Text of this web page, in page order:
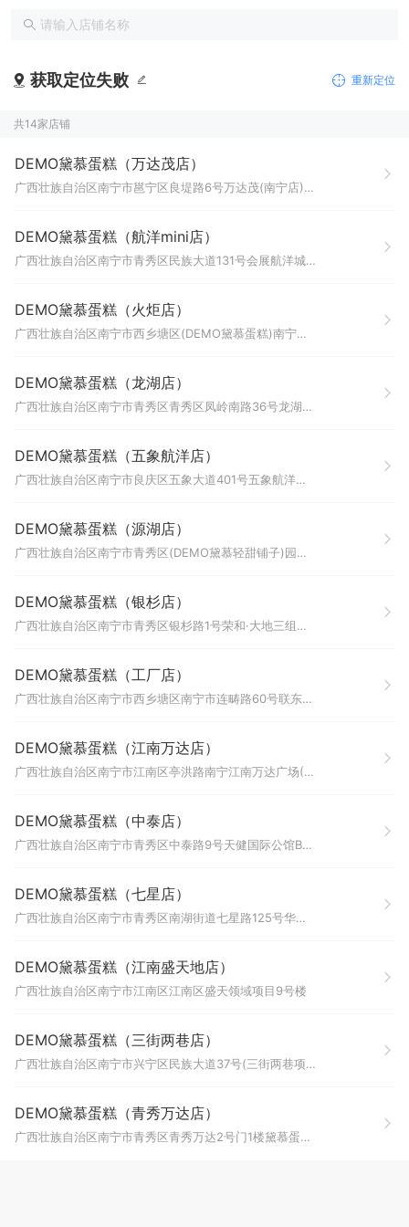
获取定位失败 重新定位
共14家店铺
DEMO黛慕蛋糕（万达茂店）
广西壮族自治区南宁市邕宁区良堤路6号万达茂(南宁店)2号门进来100米左右；黛慕蛋糕【一楼1036号商铺】
DEMO黛慕蛋糕（航洋mini店）
广西壮族自治区南宁市青秀区民族大道131号会展航洋城购物中心负二、负一层第B2/B1-008号（地铁D出口往沃尔玛方向·瑞幸旁）
DEMO黛慕蛋糕（火炬店）
广西壮族自治区南宁市西乡塘区(DEMO黛慕蛋糕)南宁市西乡塘区火炬路19号帝元商住楼一层商铺2号
DEMO黛慕蛋糕（龙湖店）
广西壮族自治区南宁市青秀区青秀区凤岭南路36号龙湖南宁青秀天街商场A-1F-A-1F-02号
DEMO黛慕蛋糕（五象航洋店）
广西壮族自治区南宁市良庆区五象大道401号五象航洋城B1层（瑞幸咖啡旁边）
DEMO黛慕蛋糕（源湖店）
广西壮族自治区南宁市青秀区(DEMO黛慕轻甜铺子)园湖北路12号源湖广场商业裙楼一层F1-08号铺
DEMO黛慕蛋糕（银杉店）
广西壮族自治区南宁市青秀区银杉路1号荣和·大地三组团8号楼地下一层B112号和B113号商铺
DEMO黛慕蛋糕（工厂店）
广西壮族自治区南宁市西乡塘区南宁市连畴路60号联东U谷南宁高新科技创新谷项目23号厂房101号厂房201房
DEMO黛慕蛋糕（江南万达店）
广西壮族自治区南宁市江南区亭洪路南宁江南万达广场(1号门)
DEMO黛慕蛋糕（中泰店）
广西壮族自治区南宁市青秀区中泰路9号天健国际公馆B座1楼113号黛慕蛋糕(中泰店)
DEMO黛慕蛋糕（七星店）
广西壮族自治区南宁市青秀区南湖街道七星路125号华星大厦一层B119号朝阳大药房(华星城分店)
DEMO黛慕蛋糕（江南盛天地店）
广西壮族自治区南宁市江南区江南区盛天领域项目9号楼
DEMO黛慕蛋糕（三街两巷店）
广西壮族自治区南宁市兴宁区民族大道37号(三街两巷项目)L1层113号商铺DEMO黛慕蛋糕(三街两巷店)
DEMO黛慕蛋糕（青秀万达店）
广西壮族自治区南宁市青秀区青秀万达2号门1楼黛慕蛋糕DEMO黛慕蛋糕(青秀万达店)